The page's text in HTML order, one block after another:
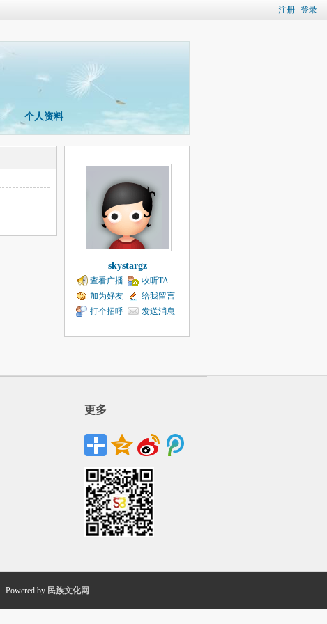
注册 登录
个人资料
skystargz
查看广播
收听TA
加为好友
给我留言
打个招呼
发送消息
更多
Powered by 民族文化网